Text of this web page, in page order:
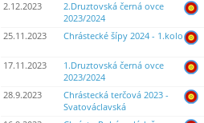
2.12.2023
2.Druztovská černá ovce
2023/2024
25.11.2023 Chrástecké šípy 2024 - 1.kolo
17.11.2023
1.Druztovská černá ovce
2023/2024
28.9.2023
Chrástecká terčová 2023 -
Svatováclavská